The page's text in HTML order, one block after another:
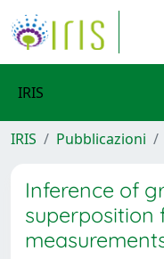
IRIS
IRIS Pubblicazioni
Inference of
superposition